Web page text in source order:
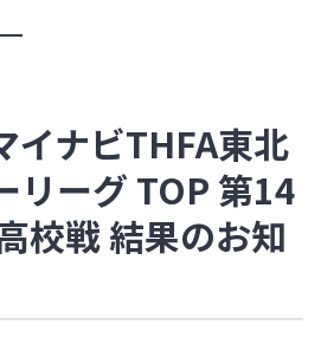
イナビTHFA東北
リーグ TOP 第14
校戦 結果のお知